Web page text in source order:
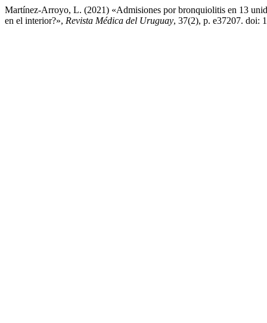
Martínez-Arroyo, L. (2021) «Admisiones por bronquiolitis en 13
en el interior?», Revista Médica del Uruguay, 37(2), p. e37207. doi: